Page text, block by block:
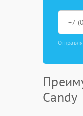
Candy